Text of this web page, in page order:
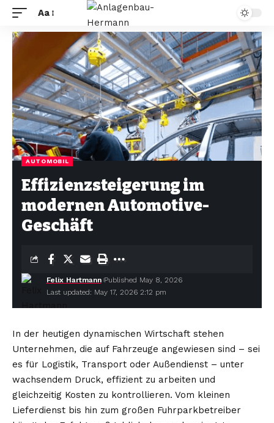
Aa
AUTOMOBIL
Effizienzsteigerung im
modernen Automotive-
Geschäft
Last updated: May 17, 2026 2:12 pm
Felix Hartmann Published May 8, 2026
In der heutigen dynamischen Wirtschaft stehen
Unternehmen, die auf Fahrzeuge angewiesen sind – sei
es für Logistik, Transport oder Außendienst – unter
wachsendem Druck, effizient zu arbeiten und
gleichzeitig Kosten zu kontrollieren. Vom kleinen
Lieferdienst bis hin zum großen Fuhrparkbetreiber